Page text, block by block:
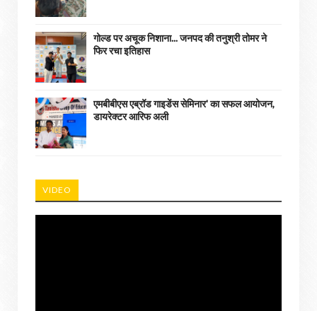
गोल्ड पर अचूक निशाना... जनपद की तनुश्री तोमर ने
फिर रचा इतिहास
एमबीबीएस एब्रॉड गाइडेंस सेमिनार' का सफल आयोजन,
डायरेक्टर आरिफ अली
VIDEO